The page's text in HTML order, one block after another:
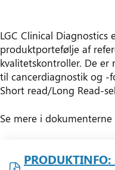
LGC Clinical
produktportefølje af
kvalitetskontroller. De
til cancerdiagnostik og -
Short read/Long Read-
Se mere i dokumenterne